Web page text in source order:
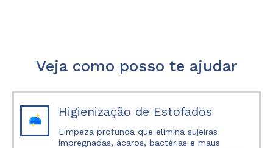
Veja como posso te ajudar
Higienização de Estofados
Limpeza profunda que elimina sujeiras
impregnadas, ácaros, bactérias e maus